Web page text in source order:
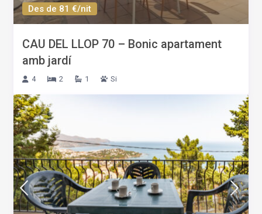
Des de 81 €/nit
CAU DEL LLOP 70 – Bonic apartament
amb jardí
4 2 1 Si